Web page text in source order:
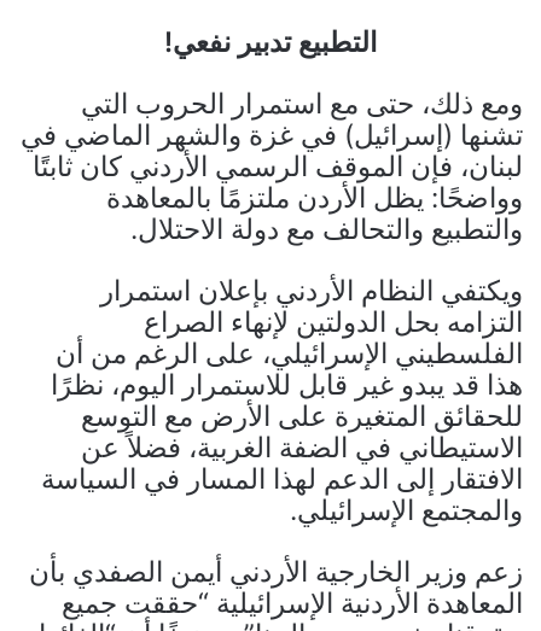
التطبيع تدبير نفعي!
ومع ذلك، حتى مع استمرار الحروب التي
تشنها (إسرائيل) في غزة والشهر الماضي في
لبنان، فإن الموقف الرسمي الأردني كان ثابتًا
وواضحًا: يظل الأردن ملتزمًا بالمعاهدة
والتطبيع والتحالف مع دولة الاحتلال.
ويكتفي النظام الأردني بإعلان استمرار
التزامه بحل الدولتين لإنهاء الصراع
الفلسطيني الإسرائيلي، على الرغم من أن
هذا قد يبدو غير قابل للاستمرار اليوم، نظرًا
للحقائق المتغيرة على الأرض مع التوسع
الاستيطاني في الضفة الغربية، فضلاً عن
الافتقار إلى الدعم لهذا المسار في السياسة
والمجتمع الإسرائيلي.
زعم وزير الخارجية الأردني أيمن الصفدي بأن
المعاهدة الأردنية الإسرائيلية “حققت جميع